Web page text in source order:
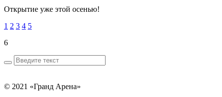
Открытие уже этой осенью!
1 2 3 4 5
6
© 2021 «Гранд Арена»